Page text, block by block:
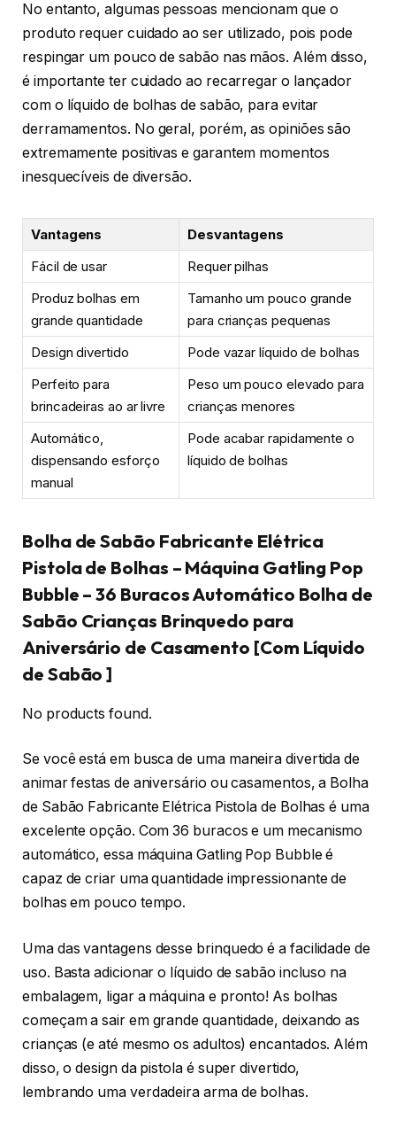
No entanto, algumas pessoas mencionam que o
produto requer cuidado ao ser utilizado, pois pode
respingar um pouco de sabão nas mãos. Além disso,
é importante ter cuidado ao recarregar o lançador
com o líquido de bolhas de sabão, para evitar
derramamentos. No geral, porém, as opiniões são
extremamente positivas e garantem momentos
inesquecíveis de diversão.
Vantagens
Desvantagens
Fácil de usar
Requer pilhas
Produz bolhas em
grande quantidade
Tamanho um pouco grande
para crianças pequenas
Design divertido
Pode vazar líquido de bolhas
Perfeito para
brincadeiras ao ar livre
Peso um pouco elevado para
crianças menores
Automático,
dispensando esforço
manual
Pode acabar rapidamente o
líquido de bolhas
Bolha de Sabão Fabricante Elétrica
Pistola de Bolhas – Máquina Gatling Pop
Bubble – 36 Buracos Automático Bolha de
Sabão Crianças Brinquedo para
Aniversário de Casamento [Com Líquido
de Sabão ]
No products found.
Se você está em busca de uma maneira divertida de
animar festas de aniversário ou casamentos, a Bolha
de Sabão Fabricante Elétrica Pistola de Bolhas é uma
excelente opção. Com 36 buracos e um mecanismo
automático, essa máquina Gatling Pop Bubble é
capaz de criar uma quantidade impressionante de
bolhas em pouco tempo.
Uma das vantagens desse brinquedo é a facilidade de
uso. Basta adicionar o líquido de sabão incluso na
embalagem, ligar a máquina e pronto! As bolhas
começam a sair em grande quantidade, deixando as
crianças (e até mesmo os adultos) encantados. Além
disso, o design da pistola é super divertido,
lembrando uma verdadeira arma de bolhas.